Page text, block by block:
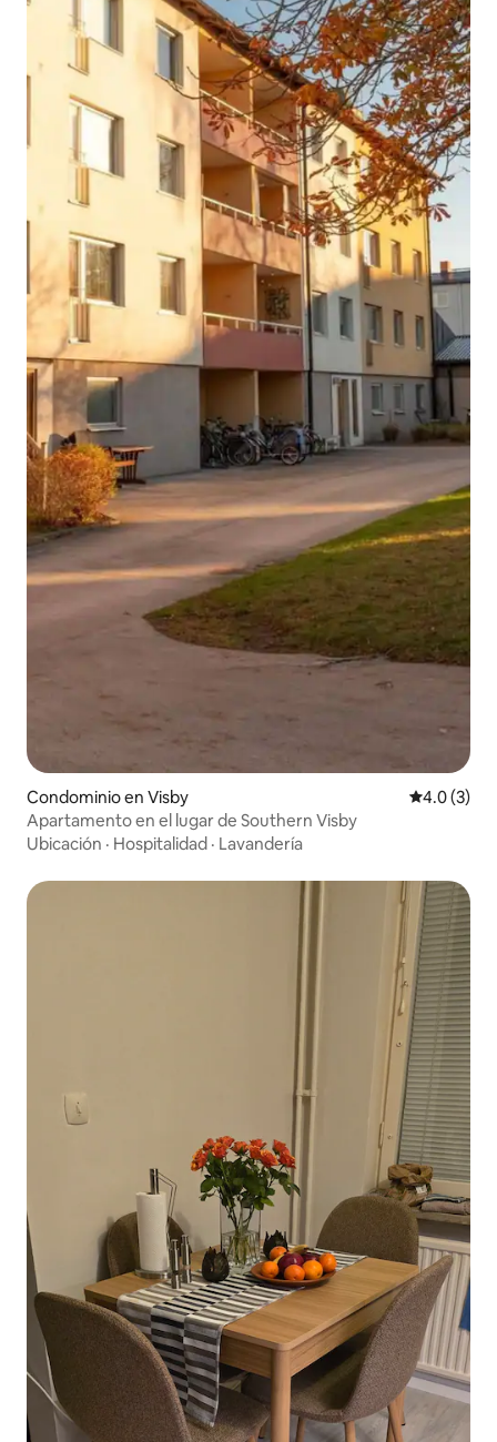
Condominio en Visby
4.0 (3)
Apartamento en el lugar de Southern Visby
Ubicación · Hospitalidad · Lavandería